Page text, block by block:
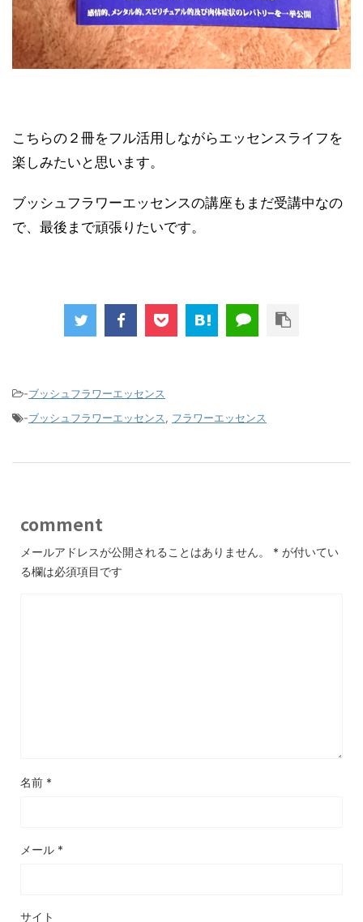
こちらの２冊をフル活用しながらエッセンスライフを
楽しみたいと思います。
ブッシュフラワーエッセンスの講座もまだ受講中なの
で、最後まで頑張りたいです。
-ブッシュフラワーエッセンス
-ブッシュフラワーエッセンス, フラワーエッセンス
comment
メールアドレスが公開されることはありません。 * が付いてい
る欄は必須項目です
名前 *
メール *
サイト